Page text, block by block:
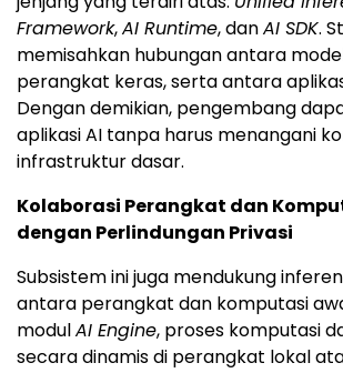
Framework,AI Runtime, danAI SDK.
memisahkan hubungan antara
perangkat keras, serta antara
Dengan demikian, pengembang
aplikasi AI tanpa harus menangani
infrastruktur dasar.
Kolaborasi Perangkat dan
dengan Perlindungan Privasi
Subsistem ini juga mendukung
antara perangkat dan komputasi
modulAI Engine, proses komputasi
secara dinamis di perangkat lokal